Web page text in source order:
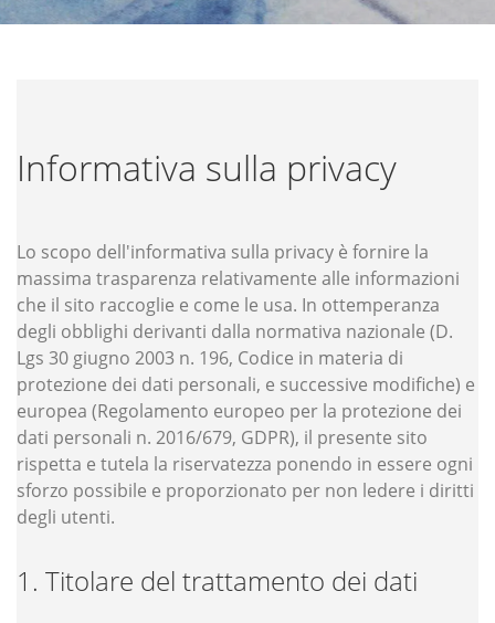
Informativa sulla privacy
Lo scopo dell'informativa sulla privacy è fornire la
massima trasparenza relativamente alle informazioni
che il sito raccoglie e come le usa. In ottemperanza
degli obblighi derivanti dalla normativa nazionale (D.
Lgs 30 giugno 2003 n. 196, Codice in materia di
protezione dei dati personali, e successive modifiche) e
europea (Regolamento europeo per la protezione dei
dati personali n. 2016/679, GDPR), il presente sito
rispetta e tutela la riservatezza ponendo in essere ogni
sforzo possibile e proporzionato per non ledere i diritti
degli utenti.
Titolare del trattamento dei dati